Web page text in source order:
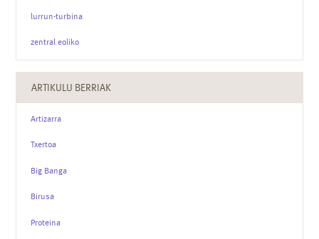
lurrun-turbina
zentral eoliko
ARTIKULU BERRIAK
Artizarra
Txertoa
Big Banga
Birusa
Proteina